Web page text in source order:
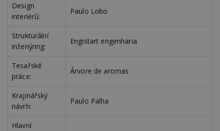
Design
interiérů:
Paulo Lobo
Strukturální
inženýring:
Engistart engenharia
Tesařské
práce:
Árvore de aromas
Krajinářský
návrh:
Paulo Palha
Hlavní